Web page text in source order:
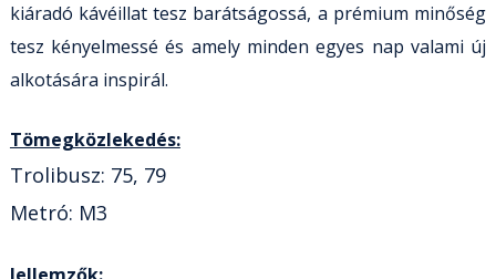
kiáradó kávéillat tesz barátságossá, a prémium minőség
tesz kényelmessé és amely minden egyes nap valami új
alkotására inspirál.
Tömegközlekedés:
Trolibusz: 75, 79
Metró: M3